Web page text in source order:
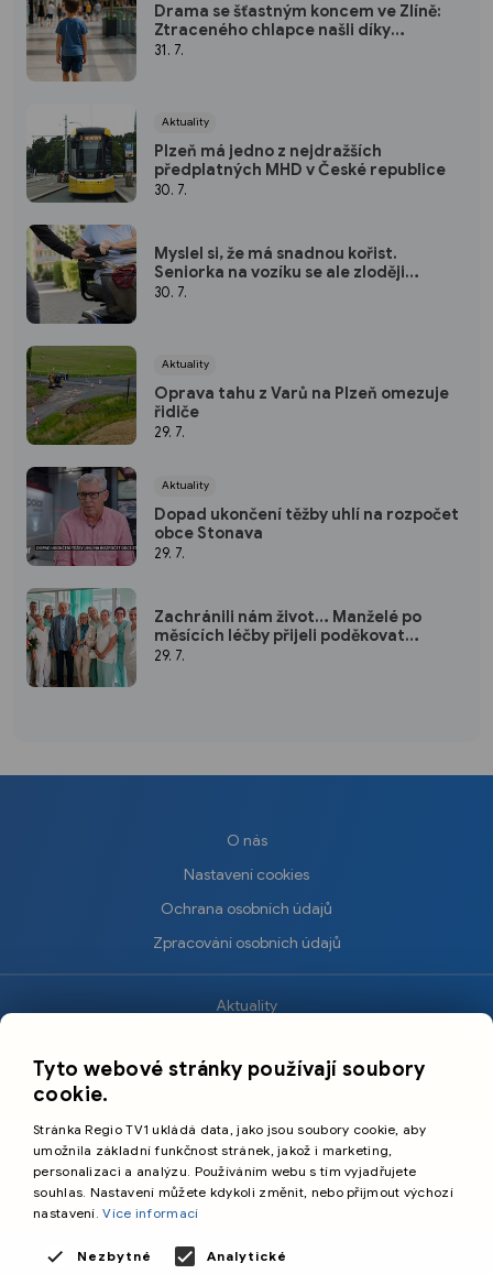
Drama se šťastným koncem ve Zlíně:
Ztraceného chlapce našli díky
všímavým lidem i tisícům SMS
31. 7.
Aktuality
Plzeň má jedno z nejdražších
předplatných MHD v České republice
30. 7.
Myslel si, že má snadnou kořist.
Seniorka na vozíku se ale zloději
ubránila
30. 7.
Aktuality
Oprava tahu z Varů na Plzeň omezuje
řidiče
29. 7.
Aktuality
Dopad ukončení těžby uhlí na rozpočet
obce Stonava
29. 7.
Zachránili nám život… Manželé po
měsících léčby přijeli poděkovat
zlínským zdravotníkům
29. 7.
O nás
Nastavení cookies
Ochrana osobních údajů
Zpracování osobních údajů
Aktuality
Sport
Cestování
Primetime Media s.r.o.
Tyto webové stránky používají soubory
cookie.
Stránka Regio TV1 ukládá data, jako jsou soubory cookie, aby
umožnila základní funkčnost stránek, jakož i marketing,
personalizaci a analýzu. Používáním webu s tím vyjadřujete
souhlas. Nastavení můžete kdykoli změnit, nebo přijmout výchozí
nastavení.Více informací
Nezbytné Analytické